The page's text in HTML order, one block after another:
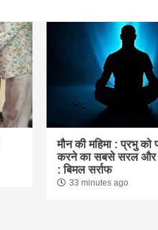
मौन की महिमा : प्रभु को
करने का सबसे सरल और
: बिमल सर्राफ
33 minutes ago